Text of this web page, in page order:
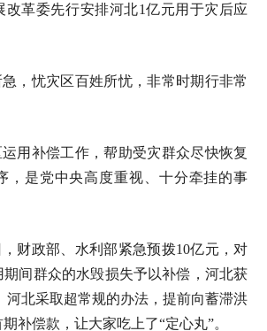
改革委先行安排河北1亿元用于灾后应
，忧灾区百姓所忧，非常时期行非常
用补偿工作，帮助受灾群众尽快恢复
，是党中央高度重视、十分牵挂的事
，财政部、水利部紧急预拨10亿元，对
期间群众的水毁损失予以补偿，河北获
河北采取超常规的办法，提前向蓄滞洪
补偿款，让大家吃上了“定心丸”。